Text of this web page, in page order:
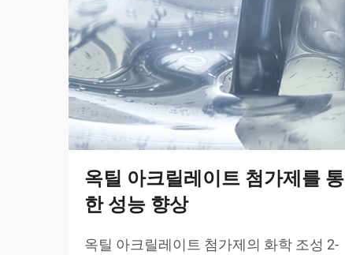
옥틸 아크릴레이트 첨가제를 통
한 성능 향상
옥틸 아크릴레이트 첨가제의 화학 조성 2-